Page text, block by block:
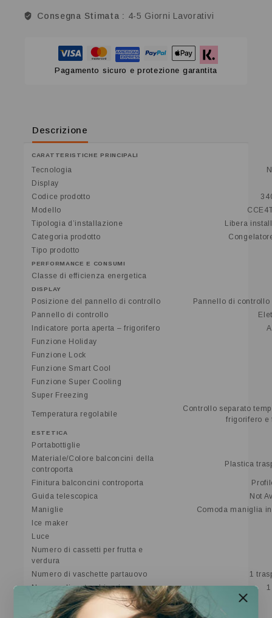
Consegna Stimata : 4-5 Giorni Lavorativi
Pagamento sicuro e protezione garantita
Descrizione
CARATTERISTICHE PRINCIPALI
Tecnologia
Display
Codice prodotto
Modello
Tipologia d’installazione
Libera
Categoria prodotto
Tipo prodotto
PERFORMANCE E CONSUMI
Classe di efficienza energetica
DISPLAY
Posizione del pannello di controllo
Pannello di controllo
Pannello di controllo
Indicatore porta aperta – frigorifero
Funzione Holiday
Funzione Lock
Funzione Smart Cool
Funzione Super Cooling
Super Freezing
Temperatura regolabile
Controllo separato
frigorifero e
ESTETICA
Portabottiglie
Materiale/Colore balconcini della
controporta
Plastica
Finitura balconcini controporta
Guida telescopica
Not
Maniglie
Comoda maniglia
Ice maker
Luce
Numero di cassetti per frutta e
verdura
Numero di vaschette partauovo
1
Numero di porta-ghiaccio
Porta reversibile
Finitura ripiani